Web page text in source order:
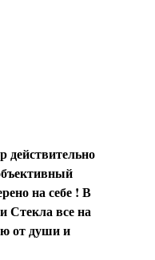
действительно
на себе ! В
Стекла все на
от души и